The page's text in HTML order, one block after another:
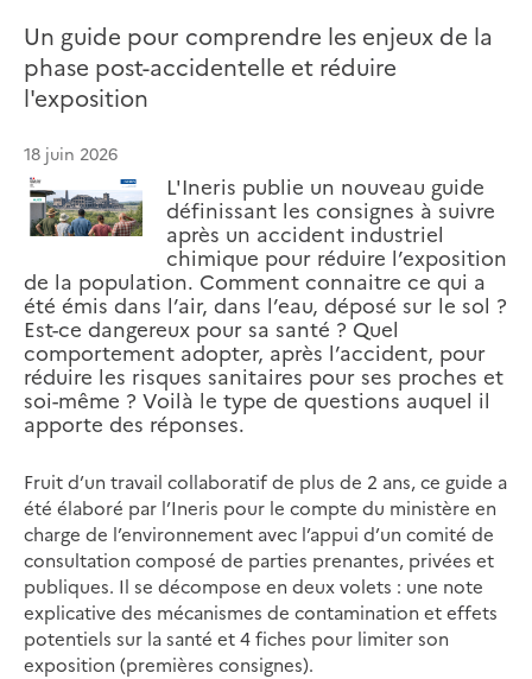
Un guide pour comprendre les enjeux de la
phase post-accidentelle et réduire
l'exposition
18 juin 2026
L'Ineris publie un nouveau guide
définissant les consignes à suivre
après un accident industriel
chimique pour réduire l’exposition
de la population. Comment connaitre ce qui a
été émis dans l’air, dans l’eau, déposé sur le sol ?
Est-ce dangereux pour sa santé ? Quel
comportement adopter, après l’accident, pour
réduire les risques sanitaires pour ses proches et
soi-même ? Voilà le type de questions auquel il
apporte des réponses.
Fruit d’un travail collaboratif de plus de 2 ans, ce guide a
été élaboré par l’Ineris pour le compte du ministère en
charge de l’environnement avec l’appui d’un comité de
consultation composé de parties prenantes, privées et
publiques. Il se décompose en deux volets : une note
explicative des mécanismes de contamination et effets
potentiels sur la santé et 4 fiches pour limiter son
exposition (premières consignes).